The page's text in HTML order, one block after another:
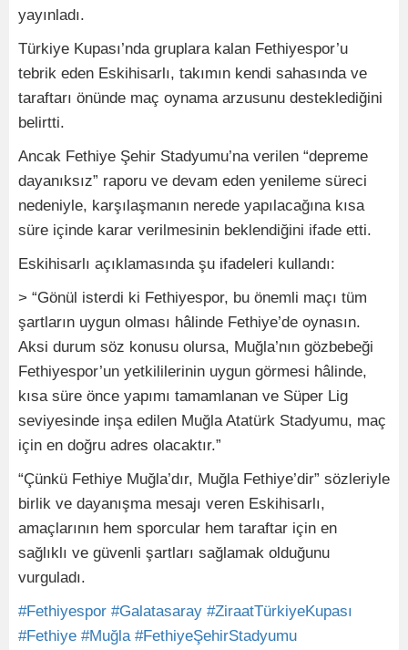
yayınladı.
Türkiye Kupası’nda gruplara kalan Fethiyespor’u
tebrik eden Eskihisarlı, takımın kendi sahasında ve
taraftarı önünde maç oynama arzusunu desteklediğini
belirtti.
Ancak Fethiye Şehir Stadyumu’na verilen “depreme
dayanıksız” raporu ve devam eden yenileme süreci
nedeniyle, karşılaşmanın nerede yapılacağına kısa
süre içinde karar verilmesinin beklendiğini ifade etti.
Eskihisarlı açıklamasında şu ifadeleri kullandı:
> “Gönül isterdi ki Fethiyespor, bu önemli maçı tüm
şartların uygun olması hâlinde Fethiye’de oynasın.
Aksi durum söz konusu olursa, Muğla’nın gözbebeği
Fethiyespor’un yetkililerinin uygun görmesi hâlinde,
kısa süre önce yapımı tamamlanan ve Süper Lig
seviyesinde inşa edilen Muğla Atatürk Stadyumu, maç
için en doğru adres olacaktır.”
“Çünkü Fethiye Muğla’dır, Muğla Fethiye’dir” sözleriyle
birlik ve dayanışma mesajı veren Eskihisarlı,
amaçlarının hem sporcular hem taraftar için en
sağlıklı ve güvenli şartları sağlamak olduğunu
vurguladı.
#Fethiyespor #Galatasaray #ZiraatTürkiyeKupası
#Fethiye #Muğla #FethiyeŞehirStadyumu